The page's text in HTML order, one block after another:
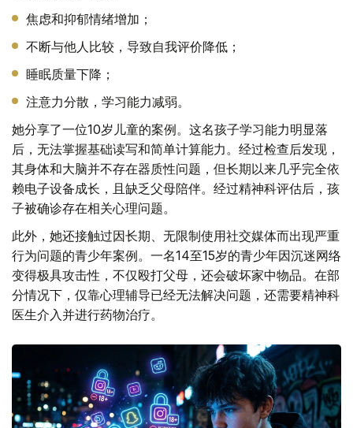
焦虑和抑郁情绪增加；
不断与他人比较，导致自我评价降低；
睡眠质量下降；
注意力分散，学习能力减弱。
她分享了一位10岁儿童的案例。这名孩子学习能力明显落
后，无法掌握基础读写和简单计算能力。经过检查后发现，
其身体和大脑并不存在器质性问题，但长期以来几乎完全依
赖电子设备成长，且缺乏父母陪伴。经过精神科评估后，孩
子被确诊存在相关心理问题。
此外，她还接触过因长期、无限制使用社交媒体而出现严重
行为问题的青少年案例。一名14至15岁的青少年因沉迷网络
变得极具攻击性，不仅殴打父母，还会破坏家中物品。在部
分情况下，仅靠心理辅导已经无法解决问题，还需要精神科
医生介入并进行药物治疗。